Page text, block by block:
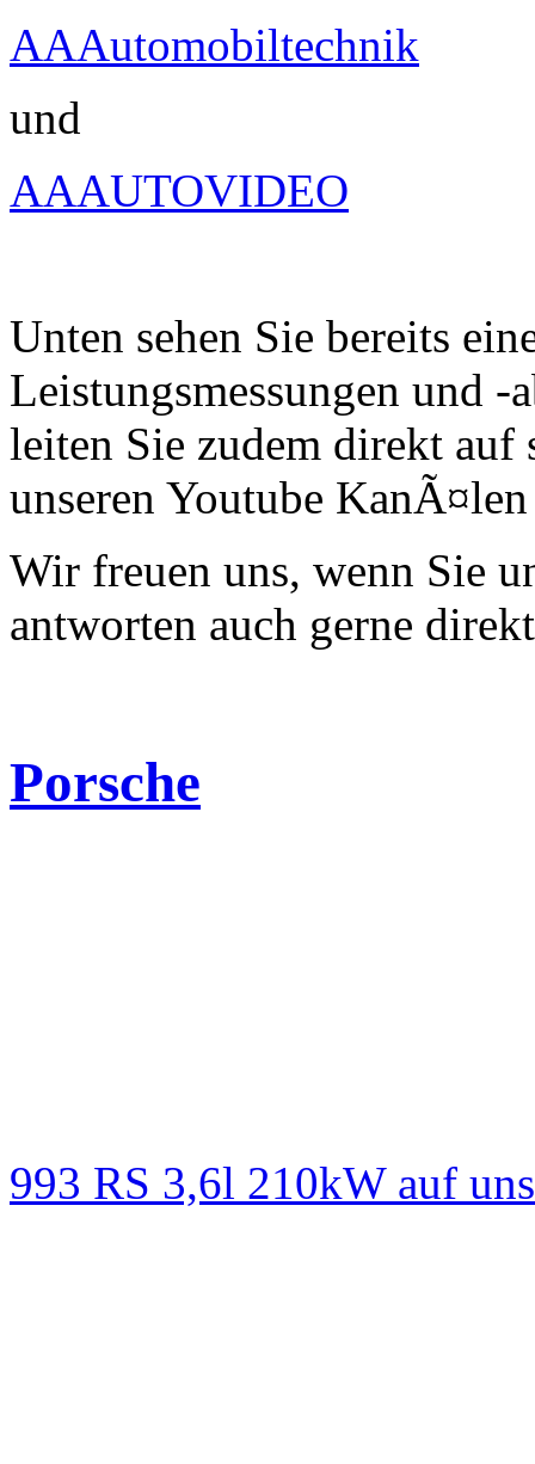
AAAutomobiltechnik
und
AAAUTOVIDEO
Unten sehen Sie bereits
Leistungsmessungen und -
leiten Sie zudem direkt auf
unseren Youtube
Wir freuen uns, wenn Sie
antworten auch gerne
Porsche
993 RS 3,6l 210kW auf